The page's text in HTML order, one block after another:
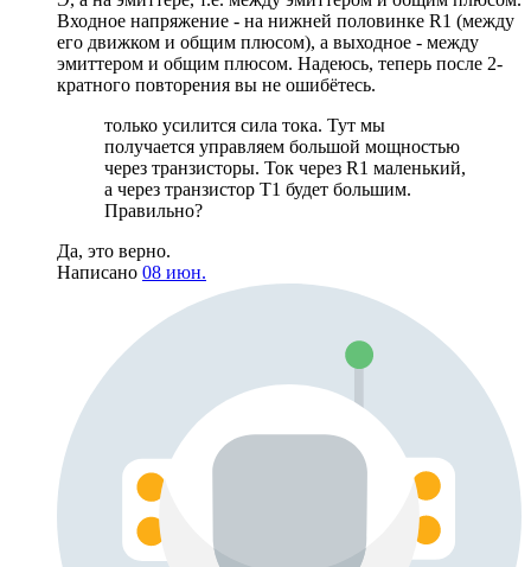
Входное напряжение - на нижней половинке R1 (между
его движком и общим плюсом), а выходное - между
эмиттером и общим плюсом. Надеюсь, теперь после 2-
кратного повторения вы не ошибётесь.
только усилится сила тока. Тут мы
получается управляем большой мощностью
через транзисторы. Ток через R1 маленький,
а через транзистор T1 будет большим.
Правильно?
Да, это верно.
Написано 08 июн.